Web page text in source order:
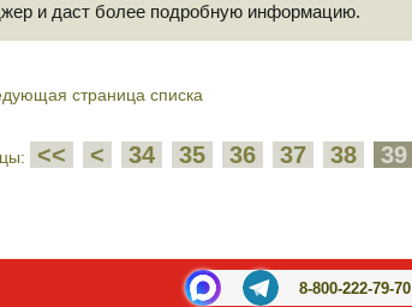
и даст более подробную информацию.
страница списка
<< < 34 35 36 37 38 39
8-800-222-79-70